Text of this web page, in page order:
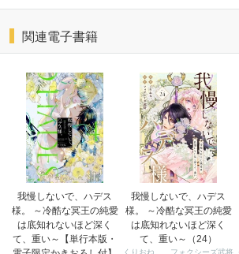
関連電子書籍
我慢しないで、ハデス
様。 ～冷酷な冥王の純愛
は底知れないほど深く
て、重い～【単行本版・
我慢しないで、ハデス
様。 ～冷酷な冥王の純愛
は底知れないほど深く
て、重い～（24）
くりおね。、フォクシーズ武将